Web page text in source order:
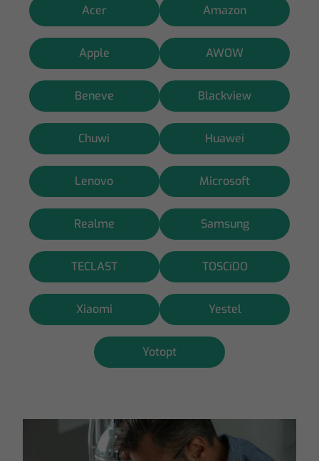
Acer Amazon
Apple AWOW
Beneve Blackview
Chuwi Huawei
Lenovo Microsoft
Realme Samsung
TECLAST TOSCiDO
Xiaomi Yestel
Yotopt